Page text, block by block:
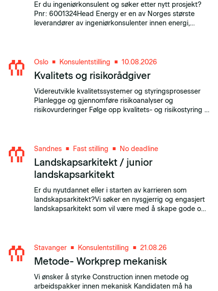
Er du ingeniørkonsulent og søker etter nytt prosjekt?
Pnr: 6001324Head Energy er en av Norges største
leverandører av ingeniørkonsulenter innen energi,
Oslo ■ Konsulentstilling ■ 10.08.2026
Kvalitets og risikorådgiver
Videreutvikle kvalitetssystemer og styringsprosesser
Planlegge og gjennomføre risikoanalyser og
risikovurderinger Følge opp kvalitets- og risikostyring i
Sandnes ■ Fast stilling ■ No deadline
Landskapsarkitekt / junior
landskapsarkitekt
Er du nyutdannet eller i starten av karrieren som
landskapsarkitekt?Vi søker en nysgjerrig og engasjert
landskapsarkitekt som vil være med å skape gode og
Stavanger ■ Konsulentstilling ■ 21.08.26
Metode- Workprep mekanisk
Vi ønsker å styrke Construction innen metode og
arbeidspakker innen mekanisk Kandidaten må ha